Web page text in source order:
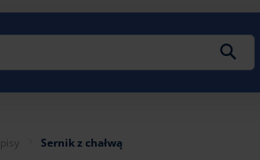
Sernik z chałwą